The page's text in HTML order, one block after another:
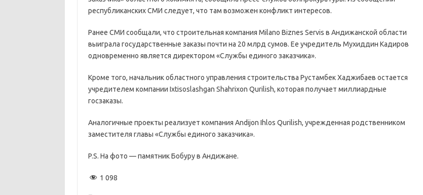
республиканских СМИ следует, что там возможен конфликт интересов.
Ранее СМИ сообщали, что строительная компания Milano Biznes Servis в Андижанской области
выиграла государственные заказы почти на 20 млрд сумов. Ее учредитель Мухиддин Кадиров
одновременно является директором «Службы единого заказчика».
Кроме того, начальник областного управления строительства Рустамбек Хаджибаев остается
учредителем компании Ixtisoslashgan Shahrixon Qurilish, которая получает миллиардные
госзаказы.
Аналогичные проекты реализует компания Andijon Ihlos Qurilish, учрежденная родственником
заместителя главы «Службы единого заказчика».
P.S. На фото — памятник Бобуру в Андижане.
1 098